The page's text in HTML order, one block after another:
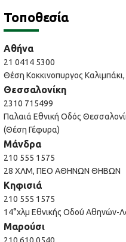
Τοποθεσία
Αθήνα
21 0414 5300
Θέση Κοκκινοπυργος
Θεσσαλονίκη
2310 715499
Παλαιά Εθνική Οδός
(Θέση Γέφυρα)
Μάνδρα
210 555 1575
28 ΧΛΜ, ΠΕΟ ΑΘΗΝΩΝ ΘΗΒΩΝ
Κηφισιά
210 555 1575
14°χλμ Εθνικής Οδού Αθηνών-
Μαρούσι